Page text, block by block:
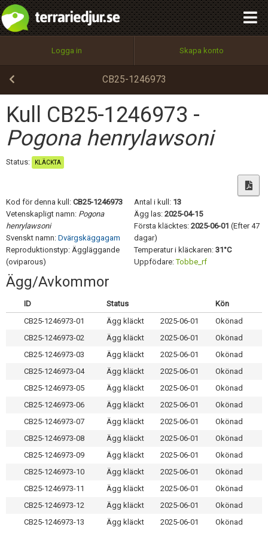
Logga in Skapa konto
CB25-1246973
Kull CB25-1246973 -
Pogona henrylawsoni
Status: KLÄCKTA
Kod för denna kull: CB25-1246973
Vetenskapligt namn: Pogona
henrylawsoni
Svenskt namn: Dvärgskäggagam
Reproduktionstyp: Äggläggande
(oviparous)
Antal i kull: 13
Ägg las: 2025-04-15
Första kläcktes: 2025-06-01 (Efter 47
dagar)
Temperatur i kläckaren: 31°C
Uppfödare:Tobbe_rf
Ägg/Avkommor
ID Status
Kön
CB25-1246973-01
Ägg kläckt 2025-06-01
Okönad
CB25-1246973-02
Ägg kläckt 2025-06-01
Okönad
CB25-1246973-03
Ägg kläckt 2025-06-01
Okönad
CB25-1246973-04
Ägg kläckt 2025-06-01
Okönad
CB25-1246973-05
Ägg kläckt 2025-06-01
Okönad
CB25-1246973-06
Ägg kläckt 2025-06-01
Okönad
CB25-1246973-07
Ägg kläckt 2025-06-01
Okönad
CB25-1246973-08
Ägg kläckt 2025-06-01
Okönad
CB25-1246973-09
Ägg kläckt 2025-06-01
Okönad
CB25-1246973-10
Ägg kläckt 2025-06-01
Okönad
CB25-1246973-11
Ägg kläckt 2025-06-01
Okönad
CB25-1246973-12
Ägg kläckt 2025-06-01
Okönad
CB25-1246973-13
Ägg kläckt 2025-06-01 Okönad
Utför
100%
OK
integritetspolicy
Namn:
Epost:
Användarnamn:
Privacy Policy
Terms of Service
Skapa konto
Begär nytt lösenord
Tillbaka till förstasidan